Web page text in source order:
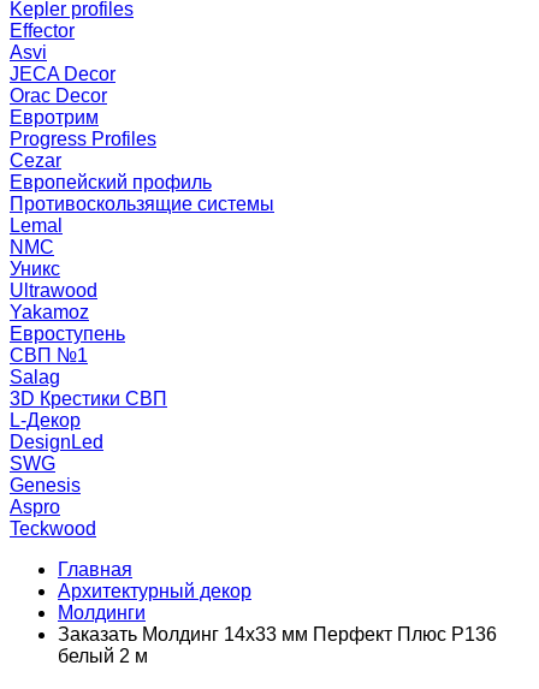
Kepler profiles
Effector
Asvi
JECA Decor
Orac Decor
Евротрим
Progress Profiles
Cezar
Европейский профиль
Противоскользящие системы
Lemal
NMC
Уникс
Ultrawood
Yakamoz
Евроступень
СВП №1
Salag
3D Крестики СВП
L-Декор
DesignLed
SWG
Genesis
Aspro
Teckwood
Главная
Архитектурный декор
Молдинги
Заказать Молдинг 14х33 мм Перфект Плюс P136
белый 2 м